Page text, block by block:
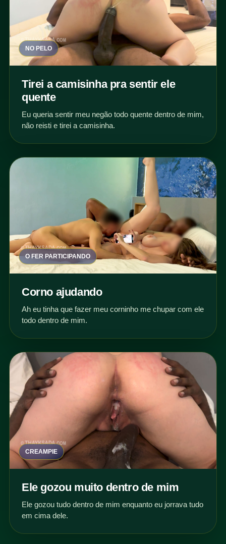
NO PELO
Tirei a camisinha pra sentir ele
quente
Eu queria sentir meu negão todo quente dentro de mim,
não reisti e tirei a camisinha.
O FER PARTICIPANDO
Corno ajudando
Ah eu tinha que fazer meu corninho me chupar com ele
todo dentro de mim.
CREAMPIE
Ele gozou muito dentro de mim
Ele gozou tudo dentro de mim enquanto eu jorrava tudo
em cima dele.